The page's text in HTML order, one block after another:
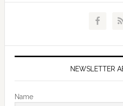
NEWSLETTER
Name